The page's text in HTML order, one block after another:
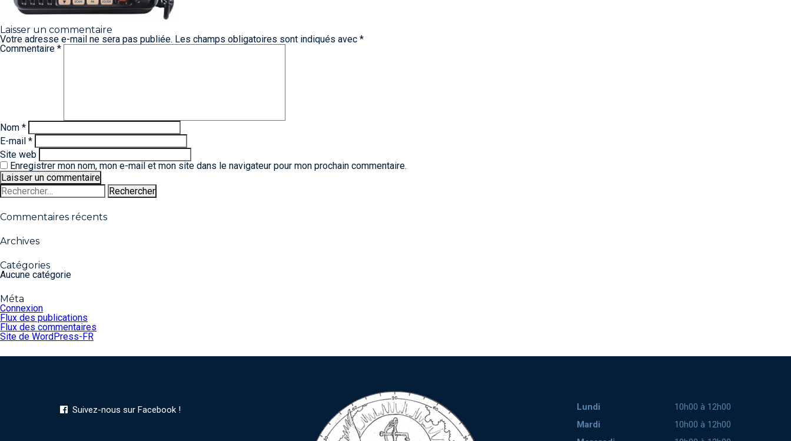
Laisser un commentaire
Votre adresse e-mail ne sera pas publiée. Les champs obligatoires sont indiqués avec *
Commentaire *
Nom *
E-mail *
Site web
Enregistrer mon nom, mon e-mail et mon site dans le navigateur pour mon prochain commentaire.
Rechercher :
Commentaires récents
Archives
Catégories
Aucune catégorie
Méta
Connexion
Flux des publications
Flux des commentaires
Site de WordPress-FR
Suivez-nous sur Facebook ! Lundi
10h00 à 12h00
Mardi
10h00 à 12h00